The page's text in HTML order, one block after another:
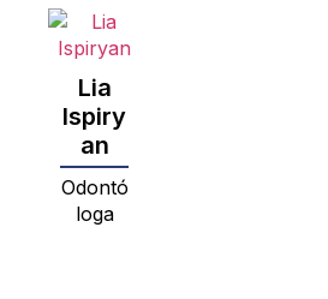
Lia
Ispiry
an
Odontó
loga